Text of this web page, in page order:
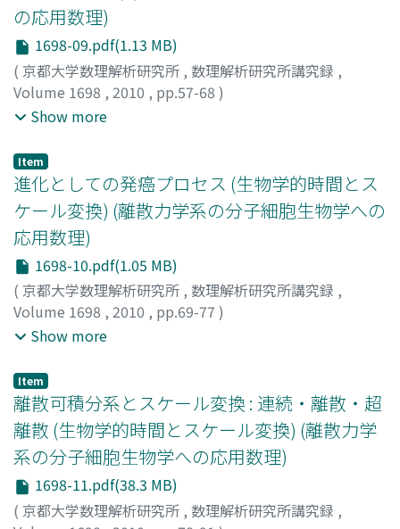
の応用数理)
1698-09.pdf(1.13 MB)
( 京都大学数理解析研究所 , 数理解析研究所講究録 ,
Volume 1698 , 2010 , pp.57-68 )
石川, 冬木;豊島, 有
タ];[ウラクボ, ヒデトシ]
Show more
Item
進化としての発癌プロセス (生物学的時間とス
ケール変換) (離散力学系の分子細胞生物学への
応用数理)
1698-10.pdf(1.05 MB)
( 京都大学数理解析研究所 , 数理解析研究所講究録 ,
Volume 1698 , 2010 , pp.69-77 )
巌佐, 庸; 豊島, 有
ヒデトシ]
Show more
Item
離散可積分系とスケール変換 : 連続・離散・超
離散 (生物学的時間とスケール変換) (離散力学
系の分子細胞生物学への応用数理)
1698-11.pdf(38.3 MB)
( 京都大学数理解析研究所 , 数理解析研究所講究録 ,